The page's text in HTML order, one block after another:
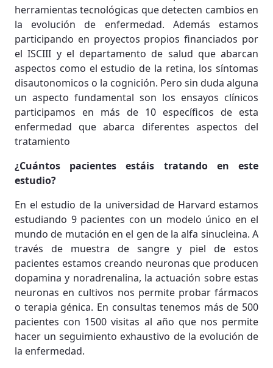
herramientas tecnológicas que detecten cambios en
la evolución de enfermedad. Además estamos
participando en proyectos propios financiados por
el ISCIII y el departamento de salud que abarcan
aspectos como el estudio de la retina, los síntomas
disautonomicos o la cognición. Pero sin duda alguna
un aspecto fundamental son los ensayos clínicos
participamos en más de 10 específicos de esta
enfermedad que abarca diferentes aspectos del
tratamiento
¿Cuántos pacientes estáis tratando en este
estudio?
En el estudio de la universidad de Harvard estamos
estudiando 9 pacientes con un modelo único en el
mundo de mutación en el gen de la alfa sinucleina. A
través de muestra de sangre y piel de estos
pacientes estamos creando neuronas que producen
dopamina y noradrenalina, la actuación sobre estas
neuronas en cultivos nos permite probar fármacos
o terapia génica. En consultas tenemos más de 500
pacientes con 1500 visitas al año que nos permite
hacer un seguimiento exhaustivo de la evolución de
la enfermedad.